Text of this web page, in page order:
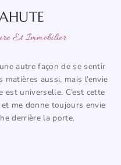
Et Immobilier
autre façon de se sentir
aussi, mais l’envie
est universelle. C’est cette
me donne toujours envie
derrière la porte.